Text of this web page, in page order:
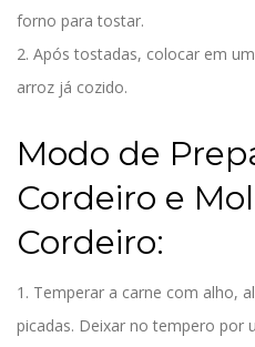
forno para tostar.
2. Após tostadas, colocar em
arroz já cozido.
Modo de
Cordeiro e
Cordeiro:
1. Temperar a carne com alho,
picadas. Deixar no tempero por